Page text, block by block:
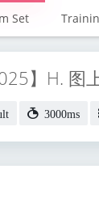
Set
】H.
3000ms